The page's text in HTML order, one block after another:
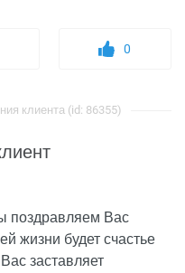
0
клиента (id: 86355)
поздравляем Вас
жизни будет счастье
заставляет